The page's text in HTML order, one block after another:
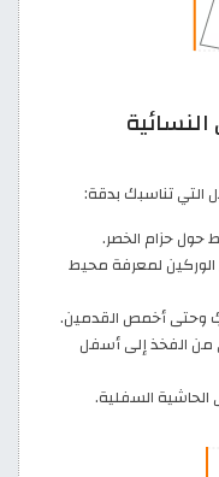
التي تناسبك بدقة:
حزام الخصر.
لمعرفة محيط
وحتى أخمص القدمين.
الفخذ إلى أسفل
السفلية.